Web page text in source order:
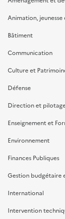
Animation,
Bâtiment
Communication
Culture et
Défense
Direction et
Enseignement et
Environnement
Finances Publiques
Gestion budgétaire
International
Intervention